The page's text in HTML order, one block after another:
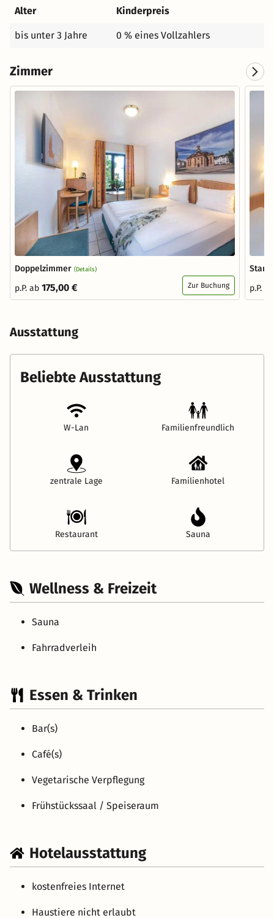
Alter
Kinderpreis
bis unter 3 Jahre 0 % eines Vollzahlers
Zimmer
Doppelzimmer (Details)
p.P. ab 175,00 € Zur Buchung
p.P.
Ausstattung
Beliebte Ausstattung
W-Lan Familienfreundlich
zentrale Lage Familienhotel
Restaurant Sauna
Wellness & Freizeit
Sauna
Fahrradverleih
Essen & Trinken
Bar(s)
Café(s)
Vegetarische Verpflegung
Frühstückssaal / Speiseraum
Hotelausstattung
kostenfreies Internet
Haustiere nicht erlaubt